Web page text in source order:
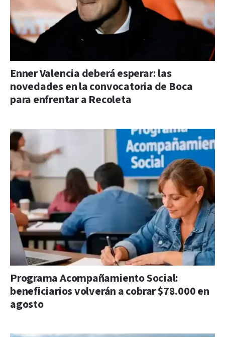
Enner Valencia deberá esperar: las
novedades en la convocatoria de Boca
para enfrentar a Recoleta
Programa Acompañamiento Social:
beneficiarios volverán a cobrar $78.000 en
agosto